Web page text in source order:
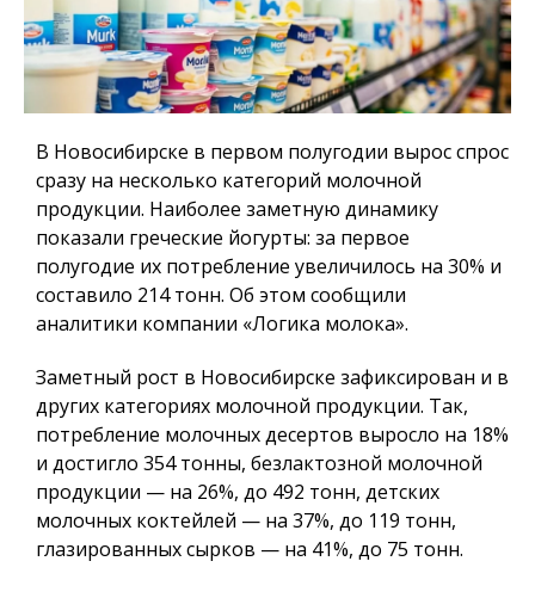
В Новосибирске в первом полугодии вырос спрос
сразу на несколько категорий молочной
продукции. Наиболее заметную динамику
показали греческие йогурты: за первое
полугодие их потребление увеличилось на 30% и
составило 214 тонн. Об этом сообщили
аналитики компании «Логика молока».
Заметный рост в Новосибирске зафиксирован и в
других категориях молочной продукции. Так,
потребление молочных десертов выросло на 18%
и достигло 354 тонны, безлактозной молочной
продукции — на 26%, до 492 тонн, детских
молочных коктейлей — на 37%, до 119 тонн,
глазированных сырков — на 41%, до 75 тонн.